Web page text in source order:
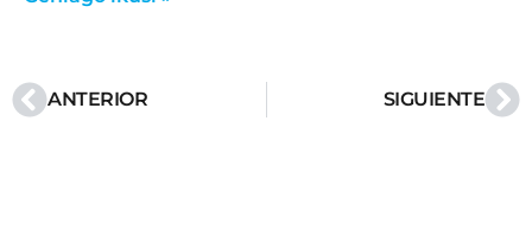
ANTERIOR SIGUIENTE